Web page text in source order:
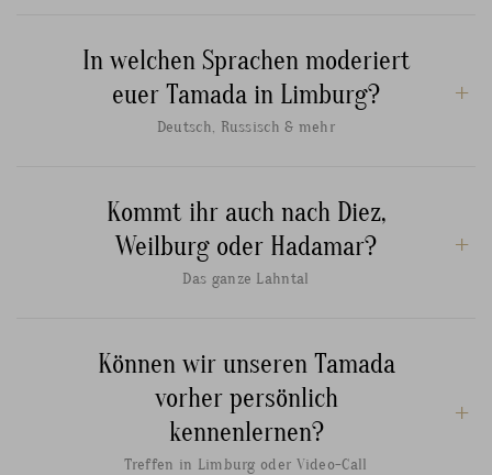
In welchen Sprachen moderiert
euer Tamada in Limburg?
Deutsch, Russisch & mehr
Kommt ihr auch nach Diez,
Weilburg oder Hadamar?
Das ganze Lahntal
Können wir unseren Tamada
vorher persönlich
kennenlernen?
Treffen in Limburg oder Video-Call